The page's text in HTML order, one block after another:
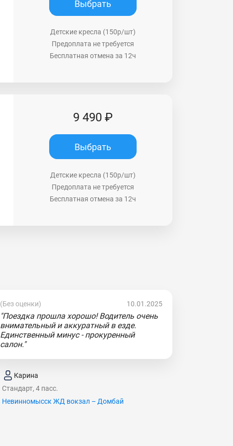
Выбрать
Детские кресла (150р/шт)
Предоплата не требуется
Бесплатная отмена за 12ч
9 490 ₽
Выбрать
Детские кресла (150р/шт)
Предоплата не требуется
Бесплатная отмена за 12ч
(Без оценки) 10.01.2025
"Поездка прошла хорошо! Водитель очень
внимательный и аккуратный в езде.
Единственный минус - прокуренный
салон."
Карина
Стандарт, 4 пасс.
Невинномысск ЖД вокзал – Домбай